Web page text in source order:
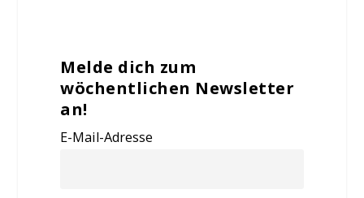
Melde dich zum
wöchentlichen Newsletter
an!
E-Mail-Adresse